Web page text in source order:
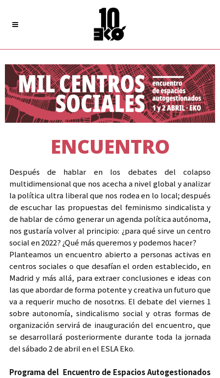
ENCUENTRO
Después de hablar en los debates del colapso
multidimensional que nos acecha a nivel global y analizar
la política ultra liberal que nos rodea en lo local; después
de escuchar las propuestas del feminismo sindicalista y
de hablar de cómo generar un agenda política autónoma,
nos gustaría volver al principio: ¿para qué sirve un centro
social en 2022? ¿Qué más queremos y podemos hacer?
Planteamos un encuentro abierto a personas activas en
centros sociales o que desafían el orden establecido, en
Madrid y más allá, para extraer conclusiones e ideas con
las que abordar de forma potente y creativa un futuro que
va a requerir mucho de nosotrxs. El debate del viernes 1
sobre autonomía, sindicalismo social y otras formas de
organización servirá de inauguración del encuentro, que
se desarrollará posteriormente durante toda la jornada
del sábado 2 de abril en el ESLA Eko.
Programa del Encuentro de Espacios Autogestionados